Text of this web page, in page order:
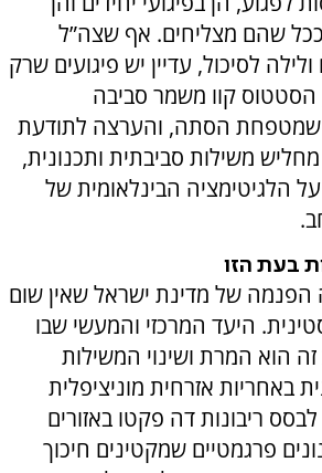
ככל שהם מצליחים. אף שצה”ל
לסיכול, עדיין יש פיגועים שרק
הסטטוס קוו משמר סביבה
שמטפחת הסתה, והערצה לתודעת
משילות סביבתית ותכנונית,
הלגיטימציה הבינלאומית של
בעת הזו
הפנמה של מדינת ישראל שאין שום
היעד המרכזי והמעשי שבו
הוא המרת ושינוי המשילות
באחריות אזרחית מוניציפלית
ריבונות דה פקטו באזורים
פרגמטיים שמקטינים חיכוך